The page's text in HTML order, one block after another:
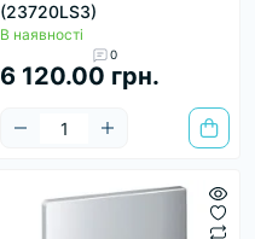
(23720LS3)
В наявності
0
6 120.00 грн.